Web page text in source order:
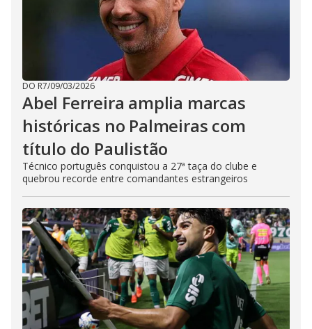
DO R7/09/03/2026
Abel Ferreira amplia marcas
históricas no Palmeiras com
título do Paulistão
Técnico português conquistou a 27ª taça do clube e
quebrou recorde entre comandantes estrangeiros